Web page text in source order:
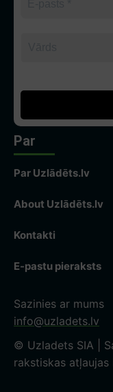
Par
Par Uzlādēts.lv
About Uzlādēts.lv
Kontakti
E-pastu pieraksts
Sazinies ar mums
info@uzladets.lv
© Uzladets SIA |
rakstiskas